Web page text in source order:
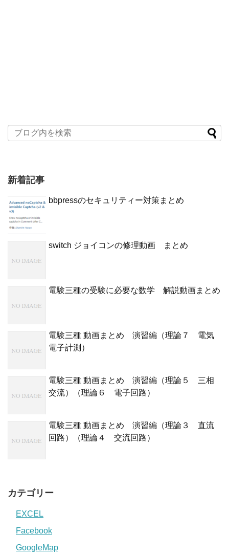
新着記事
bbpressのセキュリティー対策まとめ
switch ジョイコンの修理動画 まとめ
電験三種の受験に必要な数学 解説動画まとめ
電験三種 動画まとめ 演習編（理論７ 電気
電子計測）
電験三種 動画まとめ 演習編（理論５ 三相
交流）（理論６ 電子回路）
電験三種 動画まとめ 演習編（理論３ 直流
回路）（理論４ 交流回路）
カテゴリー
EXCEL
Facebook
GoogleMap